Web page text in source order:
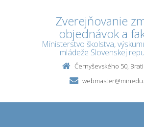
Zverejňovanie
objednávok a
Ministerstvo školstva,
mládeže Slovenskej
Černyševského 50,